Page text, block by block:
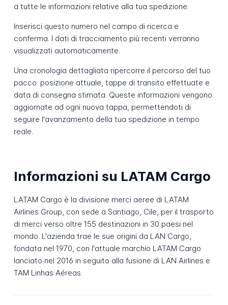
a tutte le informazioni relative alla tua spedizione.
Inserisci questo numero nel campo di ricerca e
conferma. I dati di tracciamento più recenti verranno
visualizzati automaticamente.
Una cronologia dettagliata ripercorre il percorso del tuo
pacco: posizione attuale, tappe di transito effettuate e
data di consegna stimata. Queste informazioni vengono
aggiornate ad ogni nuova tappa, permettendoti di
seguire l'avanzamento della tua spedizione in tempo
reale.
Informazioni su LATAM Cargo
LATAM Cargo è la divisione merci aeree di LATAM
Airlines Group, con sede a Santiago, Cile, per il trasporto
di merci verso oltre 155 destinazioni in 30 paesi nel
mondo. L'azienda trae le sue origini da LAN Cargo,
fondata nel 1970, con l'attuale marchio LATAM Cargo
lanciato nel 2016 in seguito alla fusione di LAN Airlines e
TAM Linhas Aéreas.